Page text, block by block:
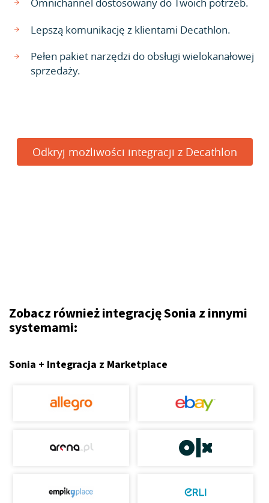
Lepszą komunikację z klientami Decathlon.
Pełen pakiet narzędzi do obsługi wielokanałowej
sprzedaży.
Odkryj możliwości integracji z Decathlon
Zobacz również integrację Sonia z innymi
systemami:
Sonia + Integracja z Marketplace